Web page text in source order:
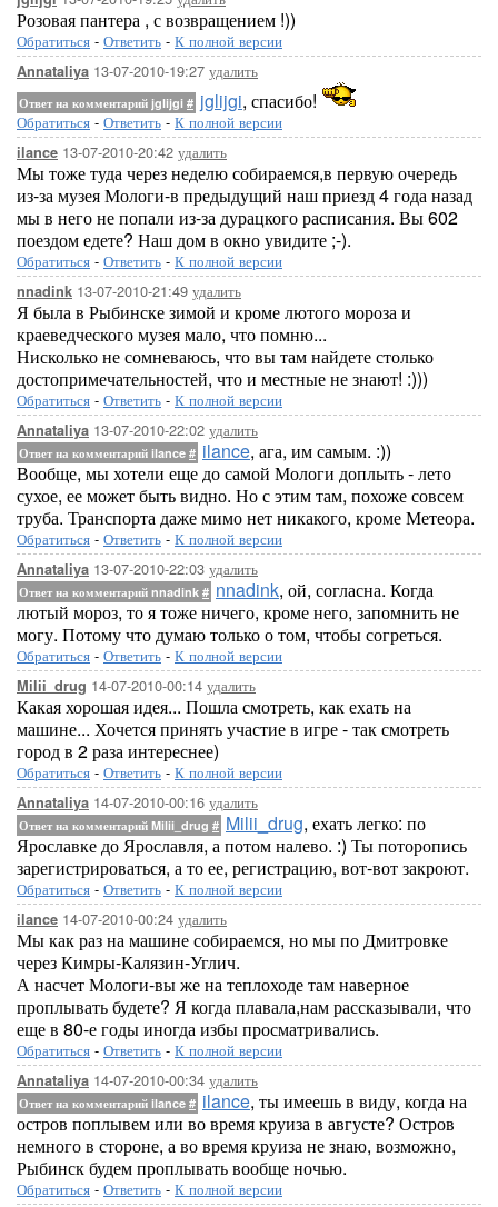
Розовая пантера , с возвращением !))
Обратиться - Ответить - К полной версии
Annataliya 13-07-2010-19:27 удалить
Ответ на комментарий jglijgi # jglijgi, спасибо!
Обратиться - Ответить - К полной версии
ilance 13-07-2010-20:42 удалить
Мы тоже туда через неделю собираемся,в первую очередь
из-за музея Мологи-в предыдущий наш приезд 4 года назад
мы в него не попали из-за дурацкого расписания. Вы 602
поездом едете? Наш дом в окно увидите ;-).
Обратиться - Ответить - К полной версии
nnadink 13-07-2010-21:49 удалить
Я была в Рыбинске зимой и кроме лютого мороза и
краеведческого музея мало, что помню...
Нисколько не сомневаюсь, что вы там найдете столько
достопримечательностей, что и местные не знают! :)))
Обратиться - Ответить - К полной версии
Annataliya 13-07-2010-22:02 удалить
Ответ на комментарий ilance # ilance, ага, им самым. :))
Вообще, мы хотели еще до самой Мологи доплыть - лето
сухое, ее может быть видно. Но с этим там, похоже совсем
труба. Транспорта даже мимо нет никакого, кроме Метеора.
Обратиться - Ответить - К полной версии
Annataliya 13-07-2010-22:03 удалить
Ответ на комментарий nnadink # nnadink, ой, согласна. Когда
лютый мороз, то я тоже ничего, кроме него, запомнить не
могу. Потому что думаю только о том, чтобы согреться.
Обратиться - Ответить - К полной версии
Milii_drug 14-07-2010-00:14 удалить
Какая хорошая идея... Пошла смотреть, как ехать на
машине... Хочется принять участие в игре - так смотреть
город в 2 раза интереснее)
Обратиться - Ответить - К полной версии
Annataliya 14-07-2010-00:16 удалить
Ответ на комментарий Milii_drug # Milii_drug, ехать легко: по
Ярославке до Ярославля, а потом налево. :) Ты поторопись
зарегистрироваться, а то ее, регистрацию, вот-вот закроют.
Обратиться - Ответить - К полной версии
ilance 14-07-2010-00:24 удалить
Мы как раз на машине собираемся, но мы по Дмитровке
через Кимры-Калязин-Углич.
А насчет Мологи-вы же на теплоходе там наверное
проплывать будете? Я когда плавала,нам рассказывали, что
еще в 80-е годы иногда избы просматривались.
Обратиться - Ответить - К полной версии
Annataliya 14-07-2010-00:34 удалить
Ответ на комментарий ilance # ilance, ты имеешь в виду, когда на
остров поплывем или во время круиза в августе? Остров
немного в стороне, а во время круиза не знаю, возможно,
Рыбинск будем проплывать вообще ночью.
Обратиться - Ответить - К полной версии